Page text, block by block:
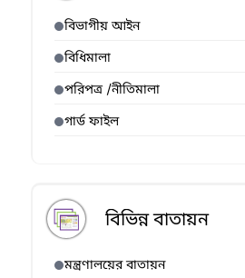
বিভাগীয় আইন
বিধিমালা
পরিপত্র /নীতিমালা
গার্ড ফাইল
বিভিন্ন বাতায়ন
মন্ত্রণালয়ের বাতায়ন